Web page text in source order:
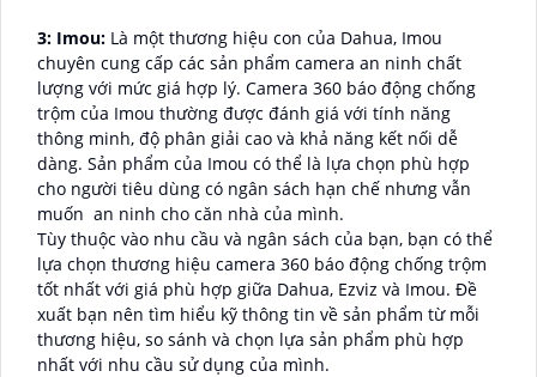
3: Imou: Là một thương hiệu con của Dahua, Imou
chuyên cung cấp các sản phẩm camera an ninh chất
lượng với mức giá hợp lý. Camera 360 báo động chống
trộm của Imou thường được đánh giá với tính năng
thông minh, độ phân giải cao và khả năng kết nối dễ
dàng. Sản phẩm của Imou có thể là lựa chọn phù hợp
cho người tiêu dùng có ngân sách hạn chế nhưng vẫn
muốn an ninh cho căn nhà của mình.
Tùy thuộc vào nhu cầu và ngân sách của bạn, bạn có thể
lựa chọn thương hiệu camera 360 báo động chống trộm
tốt nhất với giá phù hợp giữa Dahua, Ezviz và Imou. Đề
xuất bạn nên tìm hiểu kỹ thông tin về sản phẩm từ mỗi
thương hiệu, so sánh và chọn lựa sản phẩm phù hợp
nhất với nhu cầu sử dụng của mình.